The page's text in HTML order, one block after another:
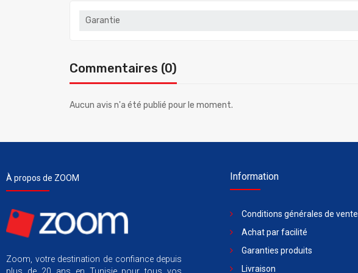
Garantie
Commentaires (0)
Aucun avis n'a été publié pour le moment.
À propos de ZOOM
Zoom, votre destination de confiance depuis
Information
Conditions générales de vente
Achat par facilité
Garanties produits
Livraison